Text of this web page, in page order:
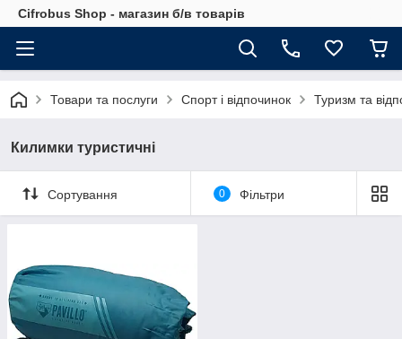
Cifrobus Shop - магазин б/в товарів
Товари та послуги Спорт і відпочинок Туризм та
Килимки туристичні
Сортування 0 Фільтри